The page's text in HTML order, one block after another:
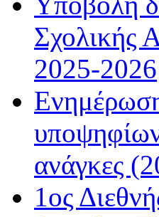
Σχολικής
2025-2026
υποψηφίων
ανάγκες
1ος